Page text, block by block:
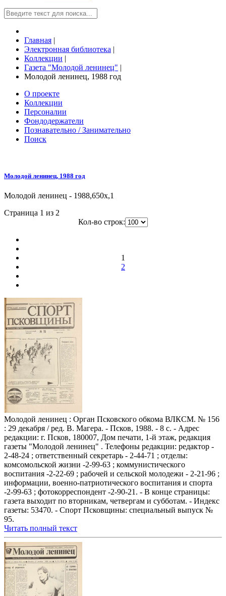
Главная |
Электронная библиотека |
Коллекции |
Газета "Молодой ленинец" |
Молодой ленинец, 1988 год
О проекте
Коллекции
Персоналии
Фондодержатели
Познавательно / Занимательно
Поиск
Молодой ленинец, 1988 год
Молодой ленинец - 1988,650x,1
Страница 1 из 2
Кол-во строк:
1
2
Молодой ленинец : Орган Псковского обкома ВЛКСМ. № 156
: 29 декабря / ред. В. Магера. - Псков, 1988. - 8 с. - Адрес
редакции: г. Псков, 180007, Дом печати, 1-й этаж, редакция
газеты "Молодой ленинец" . Телефоны редакции: редактор -
2-48-24 ; ответственный секретарь - 2-44-71 ; отделы:
комсомольской жизни -2-99-63 ; коммунистического
воспитания -2-22-69 ; рабочей и сельской молодежи - 2-21-96 ;
информации, военно-патриотического воспитания и спорта
-2-99-63 ; фотокорреспондент -2-90-21. - В конце страницы:
газета выходит по вторникам, четвергам и субботам. - Индекс
газеты: 53470. - Спорт Псковщины: специальный выпуск №
95.
Читать полный текст